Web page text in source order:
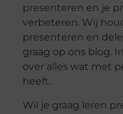
presenteren en je
verbeteren. Wij
presenteren en
graag op ons blog.
over alles wat met
heeft.
Wil je graag leren